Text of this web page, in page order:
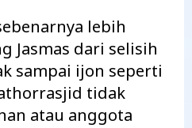
lebih
Jasmas dari selisih
sampai ijon seperti
tidak
atau anggota